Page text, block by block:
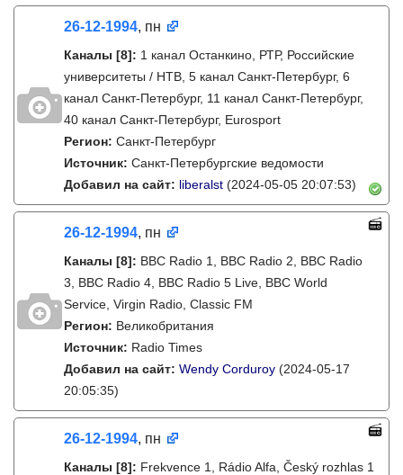
26-12-1994, пн
Каналы [8]: 1 канал Останкино, РТР, Российские
университеты / НТВ, 5 канал Санкт-Петербург, 6
канал Санкт-Петербург, 11 канал Санкт-Петербург,
40 канал Санкт-Петербург, Eurosport
Регион: Санкт-Петербург
Источник: Санкт-Петербургские ведомости
Добавил на сайт: liberalst (2024-05-05 20:07:53)
26-12-1994, пн
Каналы [8]: BBC Radio 1, BBC Radio 2, BBC Radio
3, BBC Radio 4, BBC Radio 5 Live, BBC World
Service, Virgin Radio, Classic FM
Регион: Великобритания
Источник: Radio Times
Добавил на сайт: Wendy Corduroy (2024-05-17
20:05:35)
26-12-1994, пн
Каналы [8]: Frekvence 1, Rádio Alfa, Český rozhlas 1